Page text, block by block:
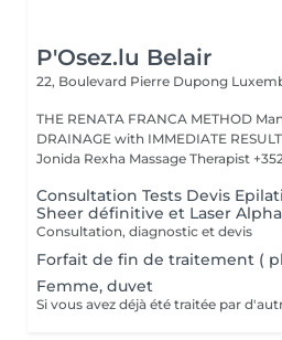
P'Osez.lu Belair
22, Boulevard Pierre Dupong
THE RENATA FRANCA METHOD Manual LYMPHATIC
DRAINAGE with IMMEDIATE RESULT from the first session.
Jonida Rexha Massage Therapist +352
Consultation Tests Devis
Sheer définitive et Laser Alpha
Consultation, diagnostic et devis
Forfait de fin de traitement (
Femme, duvet